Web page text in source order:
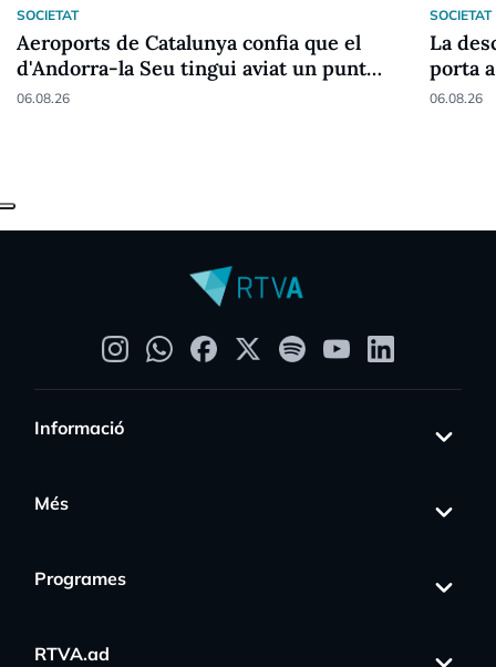
SOCIETAT
Aeroports de Catalunya confia que el
d'Andorra-la Seu tingui aviat un punt
fronterer Schengen
06.08.26
SOCIETAT
La
porta
06.08.26
Informació
Més
Programes
RTVA.ad